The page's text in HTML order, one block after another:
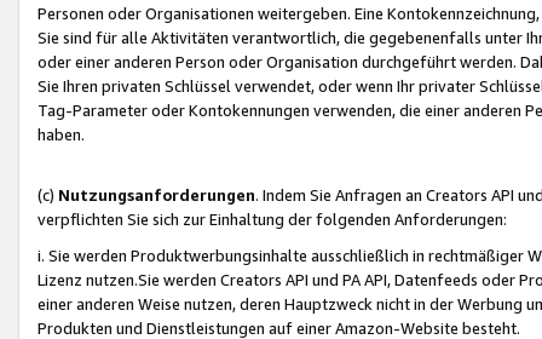
Personen oder Organisationen weitergeben. Eine
Sie sind für alle Aktivitäten verantwortlich, die gegebenenfalls unter
oder einer anderen Person oder Organisation durchgeführt werden.
Sie Ihren privaten Schlüssel verwendet, oder wenn Ihr privater
Tag-Parameter oder Kontokennungen verwenden, die einer anderen
haben.
(c) Nutzungsanforderungen. Indem Sie Anfragen an Creators API
verpflichten Sie sich zur Einhaltung der folgenden Anforderungen:
i. Sie werden Produktwerbungsinhalte ausschließlich in rechtmäßiger
Lizenz nutzen.Sie werden Creators API und PA API, Datenfeeds oder
einer anderen Weise nutzen, deren Hauptzweck nicht in der Werbung
Produkten und Dienstleistungen auf einer Amazon-Website besteht.